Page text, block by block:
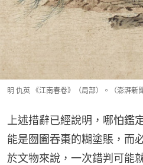
明 仇英 《江南春卷》（局部）。（澎湃新聞
上述措辭已經說明，哪怕鑑
能是囫圇吞棗的糊塗賬，而
於文物來說，一次錯判可能